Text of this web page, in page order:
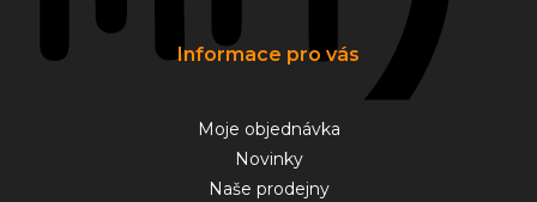
Informace pro vás
Moje objednávka
Novinky
Naše prodejny